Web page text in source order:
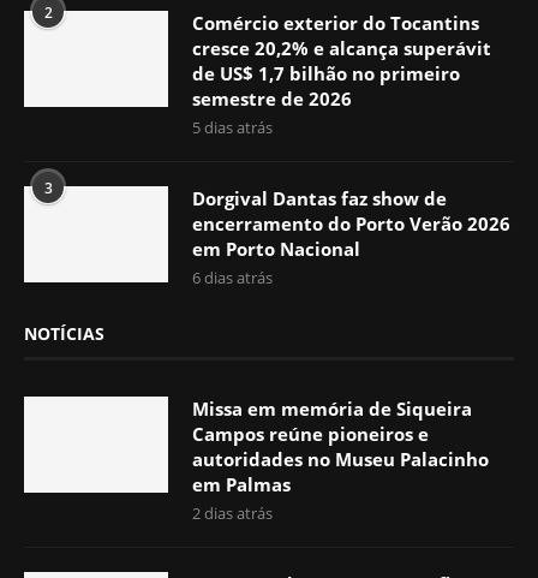
2
Comércio exterior do Tocantins
cresce 20,2% e alcança superávit
de US$ 1,7 bilhão no primeiro
semestre de 2026
5 dias atrás
3
Dorgival Dantas faz show de
encerramento do Porto Verão 2026
em Porto Nacional
6 dias atrás
NOTÍCIAS
Missa em memória de Siqueira
Campos reúne pioneiros e
autoridades no Museu Palacinho
em Palmas
2 dias atrás